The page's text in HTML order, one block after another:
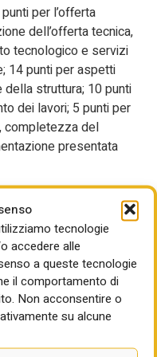
tecnologie
accedere alle
a queste tecnologie
il comportamento di
Non acconsentire o
su alcune
per l’offerta
dell’offerta tecnica,
tecnologico e servizi
14 punti per aspetti
struttura; 10 punti
dei lavori; 5 punti per
completezza del
presentata
giorni complessivi per
dei lavori (120 +
approvazione del
dei lavori;
contrattuale
della
dalla data di